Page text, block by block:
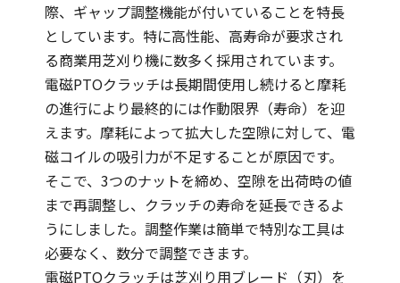
際、ギャップ調整機能が付いていることを特長
としています。特に高性能、高寿命が要求され
る商業用芝刈り機に数多く採用されています。
電磁PTOクラッチは長期間使用し続けると摩耗
の進行により最終的には作動限界（寿命）を迎
えます。摩耗によって拡大した空隙に対して、電
磁コイルの吸引力が不足することが原因です。
そこで、3つのナットを締め、空隙を出荷時の値
まで再調整し、クラッチの寿命を延長できるよ
うにしました。調整作業は簡単で特別な工具は
必要なく、数分で調整できます。
電磁PTOクラッチは芝刈り用ブレード（刃）を